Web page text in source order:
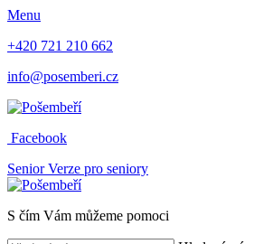
Menu
+420 721 210 662
info@posemberi.cz
Facebook
Senior Verze pro seniory
S čím Vám můžeme pomoci